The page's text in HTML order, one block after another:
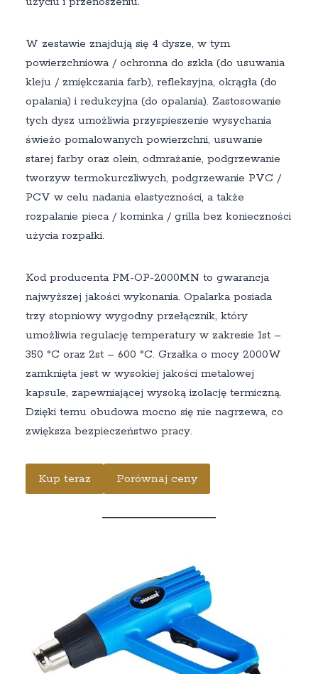
W zestawie znajdują się 4 dysze, w tym
powierzchniowa / ochronna do szkła (do usuwania
kleju / zmiękczania farb), refleksyjna, okrągła (do
opalania) i redukcyjna (do opalania). Zastosowanie
tych dysz umożliwia przyspieszenie wysychania
świeżo pomalowanych powierzchni, usuwanie
starej farby oraz olein, odmrażanie, podgrzewanie
tworzyw termokurczliwych, podgrzewanie PVC /
PCV w celu nadania elastyczności, a także
rozpalanie pieca / kominka / grilla bez konieczności
użycia rozpałki.
Kod producenta PM-OP-2000MN to gwarancja
najwyższej jakości wykonania. Opalarka posiada
trzy stopniowy wygodny przełącznik, który
umożliwia regulację temperatury w zakresie 1st –
350 °C oraz 2st – 600 °C. Grzałka o mocy 2000W
zamknięta jest w wysokiej jakości metalowej
kapsule, zapewniającej wysoką izolację termiczną.
Dzięki temu obudowa mocno się nie nagrzewa, co
zwiększa bezpieczeństwo pracy.
Kup teraz Porównaj ceny